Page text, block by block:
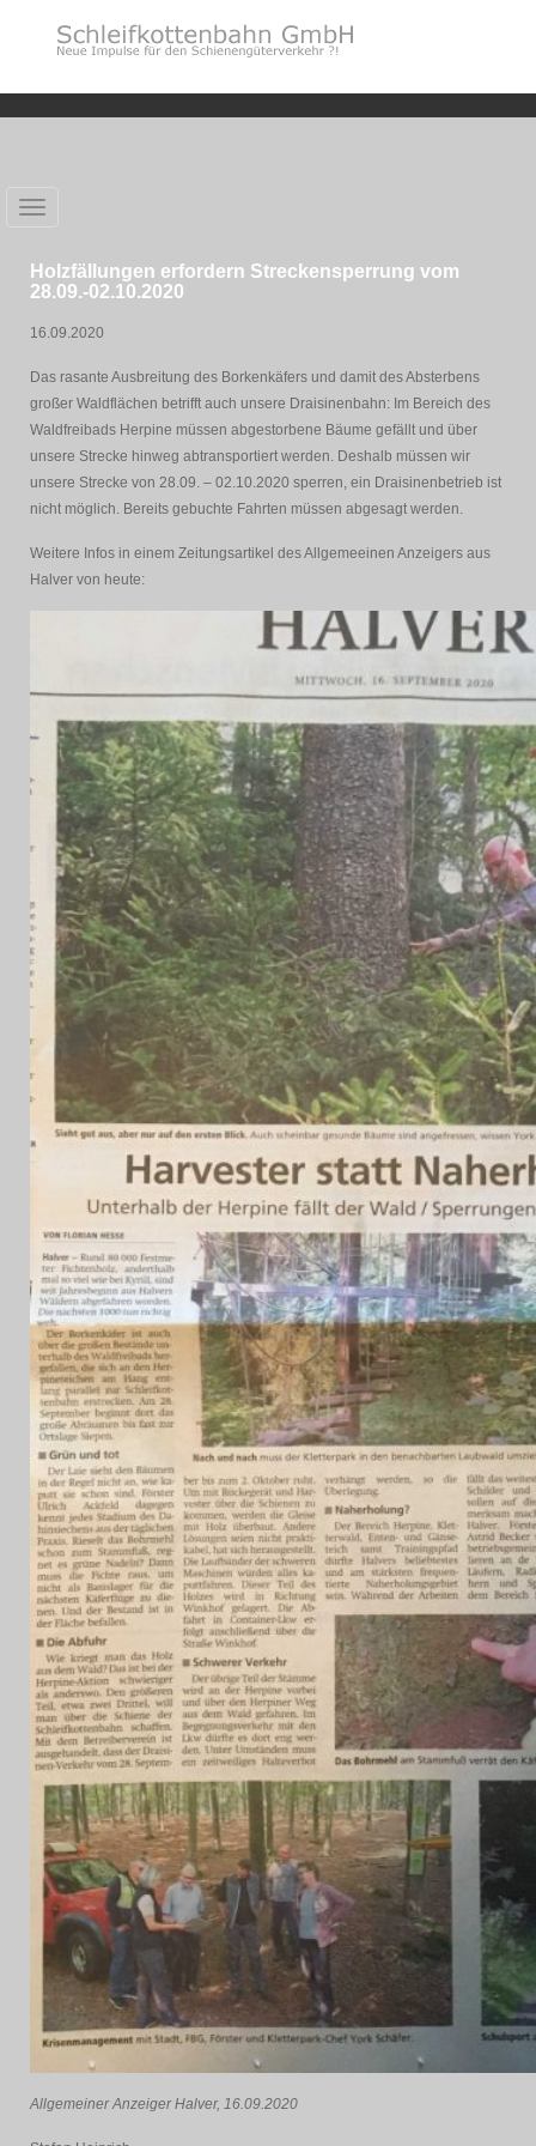
Toggle
Holzfällungen erfordern Streckensperrung vom
28.09.-02.10.2020
16.09.2020
Das rasante Ausbreitung des Borkenkäfers und damit des Absterbens
großer Waldflächen betrifft auch unsere Draisinenbahn: Im Bereich des
Waldfreibads Herpine müssen abgestorbene Bäume gefällt und über
unsere Strecke hinweg abtransportiert werden. Deshalb müssen wir
unsere Strecke von 28.09. – 02.10.2020 sperren, ein Draisinenbetrieb ist
nicht möglich. Bereits gebuchte Fahrten müssen abgesagt werden.
Weitere Infos in einem Zeitungsartikel des Allgemeeinen Anzeigers aus
Halver von heute:
Allgemeiner Anzeiger Halver, 16.09.2020